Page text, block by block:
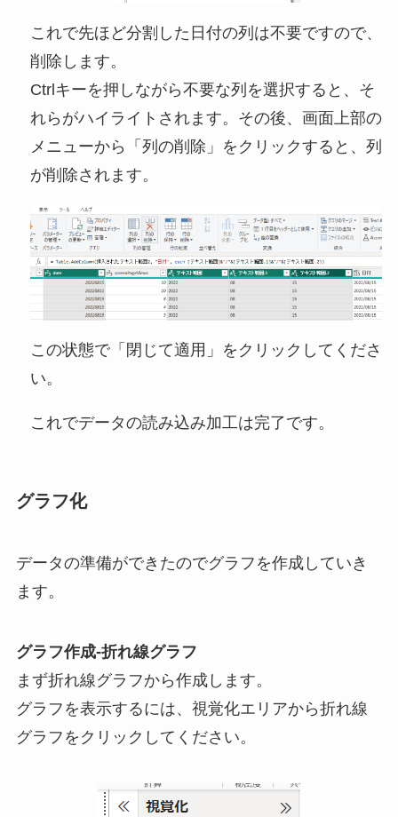
これで先ほど分割した日付の列は不要ですので、
削除します。
Ctrlキーを押しながら不要な列を選択すると、そ
れらがハイライトされます。その後、画面上部の
メニューから「列の削除」をクリックすると、列
が削除されます。
この状態で「閉じて適用」をクリックしてくださ
い。
これでデータの読み込み加工は完了です。
グラフ化
データの準備ができたのでグラフを作成していき
ます。
グラフ作成-折れ線グラフ
まず折れ線グラフから作成します。
グラフを表示するには、視覚化エリアから折れ線
グラフをクリックしてください。